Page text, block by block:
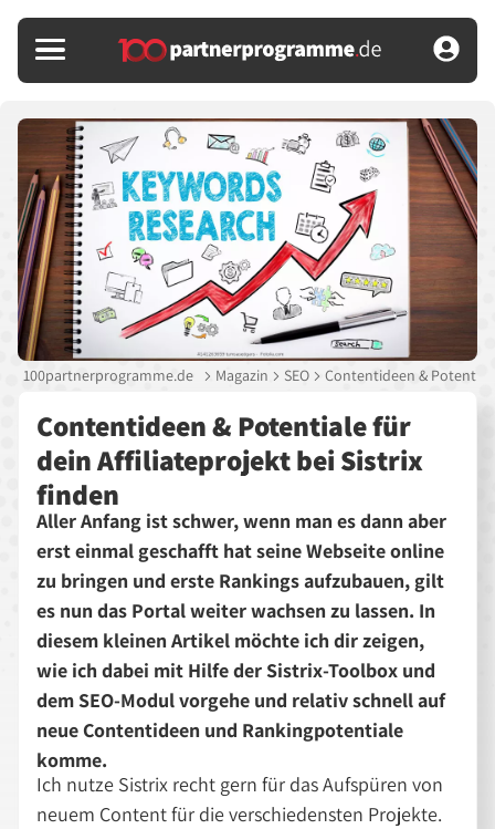
100partnerprogramme.de Magazin SEO Contentideen &
Contentideen & Potentiale für
dein Affiliateprojekt bei Sistrix
finden
Aller Anfang ist schwer, wenn man es dann aber
erst einmal geschafft hat seine Webseite online
zu bringen und erste Rankings aufzubauen, gilt
es nun das Portal weiter wachsen zu lassen. In
diesem kleinen Artikel möchte ich dir zeigen,
wie ich dabei mit Hilfe der Sistrix-Toolbox und
dem SEO-Modul vorgehe und relativ schnell auf
neue Contentideen und Rankingpotentiale
komme.
Ich nutze Sistrix recht gern für das Aufspüren von
neuem Content für die verschiedensten Projekte.